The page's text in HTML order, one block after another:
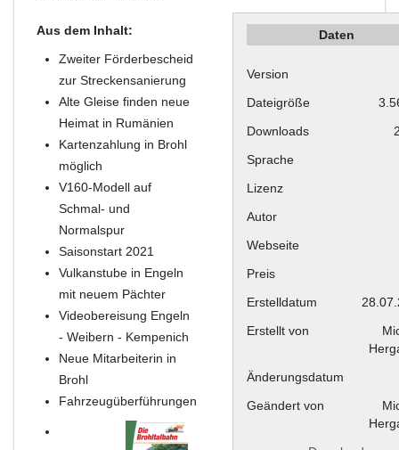
Aus dem Inhalt:
Zweiter Förderbescheid
zur Streckensanierung
Alte Gleise finden neue
Heimat in Rumänien
Kartenzahlung in Brohl
möglich
V160-Modell auf
Schmal- und
Normalspur
Saisonstart 2021
Vulkanstube in Engeln
mit neuem Pächter
Videobereisung Engeln
- Weibern - Kempenich
Neue Mitarbeiterin in
Brohl
Fahrzeugüberführungen
Daten
Version
Dateigröße
Downloads
Sprache
Lizenz
Autor
Webseite
Preis
Erstelldatum
Erstellt von
Änderungsdatum
Geändert von